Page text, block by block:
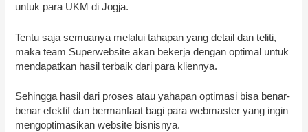
untuk para UKM di Jogja.
Tentu saja semuanya melalui tahapan yang detail dan teliti,
maka team Superwebsite akan bekerja dengan optimal untuk
mendapatkan hasil terbaik dari para kliennya.
Sehingga hasil dari proses atau yahapan optimasi bisa benar-
benar efektif dan bermanfaat bagi para webmaster yang ingin
mengoptimasikan website bisnisnya.